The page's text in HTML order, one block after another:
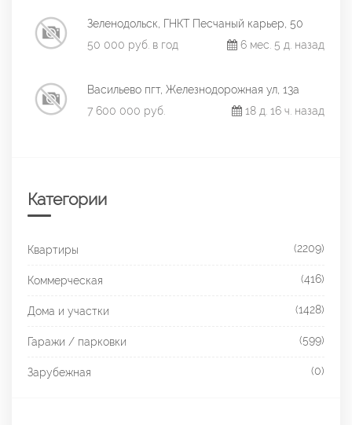
Зеленодольск, ГНКТ Песчаный карьер, 50
50 000 руб. в год
6 мес. 5 д. назад
Васильево пгт, Железнодорожная ул, 13а
7 600 000 руб.
18 д. 16 ч. назад
Категории
Квартиры (2209)
Коммерческая (416)
Дома и участки (1428)
Гаражи / парковки (599)
Зарубежная (0)